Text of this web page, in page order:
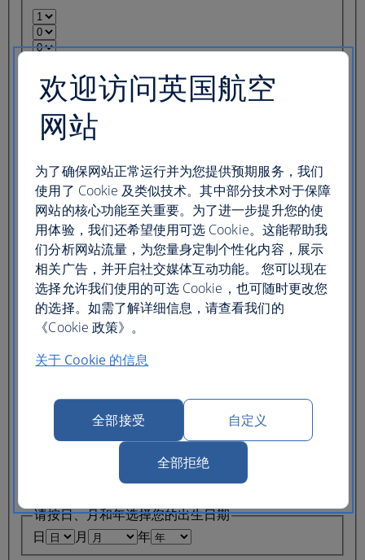
您的搜索结果将以英文显示
入住一间酒店
办理登机手续
退房
入住天数
您的搜索结果将以英文显示
One car rental Multiple car rentals
提车目的地
返回不同的地点
领取时间（小时）
领取时间（分钟）
托运时间（小时）
托运时间（分钟）
主要驾驶员年龄在 30 到 70 周岁之间
请按日、月和年选择您的出生日期
日
月 年
欢迎访问英国航空
网站
为了确保网站正常运行并为您提供预期服务，我们
使用了 Cookie 及类似技术。其中部分技术对于保障
网站的核心功能至关重要。为了进一步提升您的使
用体验，我们还希望使用可选 Cookie。这能帮助我
们分析网站流量，为您量身定制个性化内容，展示
相关广告，并开启社交媒体互动功能。 您可以现在
选择允许我们使用的可选 Cookie，也可随时更改您
的选择。如需了解详细信息，请查看我们的
《Cookie 政策》。
关于 Cookie 的信息
全部接受 自定义
全部拒绝